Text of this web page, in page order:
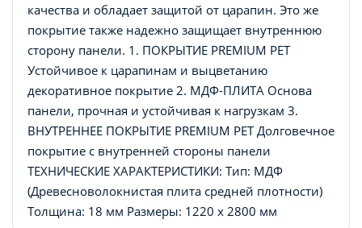
качества и обладает защитой от царапин. Это же
покрытие также надежно защищает внутреннюю
сторону панели. 1. ПОКРЫТИЕ PREMIUM PET
Устойчивое к царапинам и выцветанию
декоративное покрытие 2. МДФ-ПЛИТА Основа
панели, прочная и устойчивая к нагрузкам 3.
ВНУТРЕННЕЕ ПОКРЫТИЕ PREMIUM PET Долговечное
покрытие с внутренней стороны панели
ТЕХНИЧЕСКИЕ ХАРАКТЕРИСТИКИ: Тип: МДФ
(Древесноволокнистая плита средней плотности)
Толщина: 18 мм Размеры: 1220 x 2800 мм